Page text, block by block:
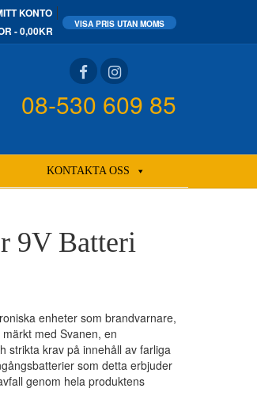
KONTO
0,00KR
08-530 609 85
KONTAKTA OSS
9V Batteri
enheter som brandvarnare,
med Svanen, en
strikta krav på innehåll av farliga
som detta erbjuder
genom hela produktens